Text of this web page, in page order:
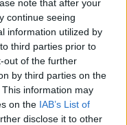
note that after your
continue seeing
information utilized by
third parties prior to
out of the further
by third parties on the
This information may
on the IAB’s List of
disclose it to other